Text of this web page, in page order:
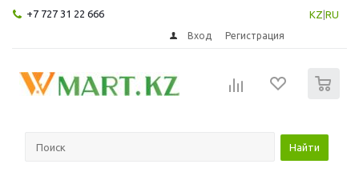
+7 727 31 22 666 KZ RU
Вход Регистрация
Найти